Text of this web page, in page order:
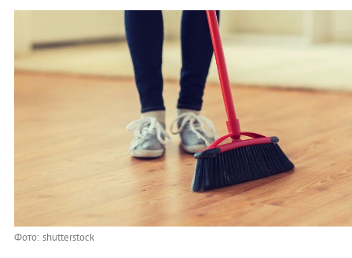
Фото: shutterstock